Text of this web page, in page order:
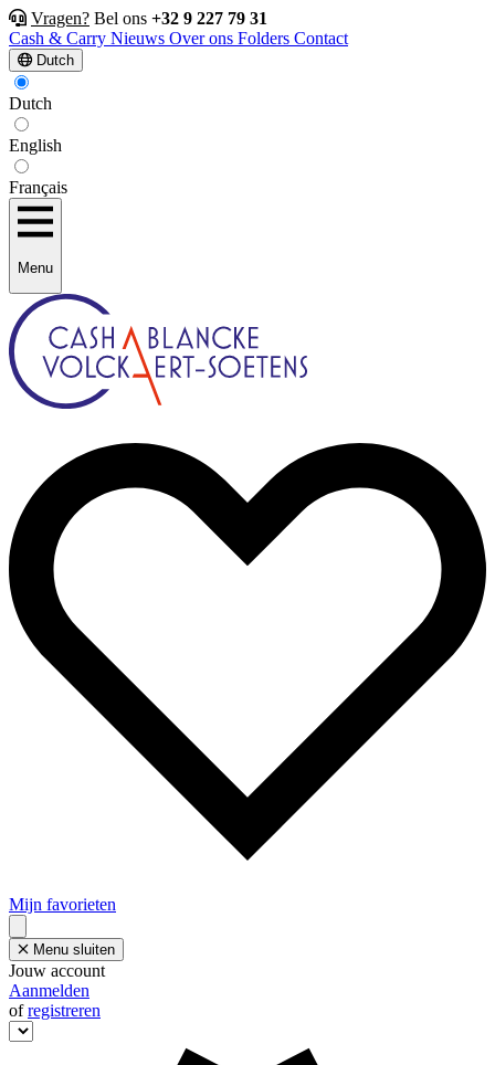
Vragen? Bel ons +32 9 227 79 31
Cash & Carry Nieuws Over ons Folders Contact
Dutch
Dutch
English
Français
Menu
Mijn favorieten
Menu sluiten
Jouw account
Aanmelden
ofregistreren